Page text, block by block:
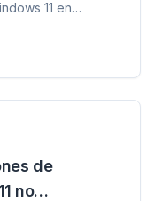
11 en
de
no